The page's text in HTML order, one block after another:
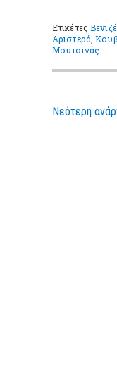
Ετικέτες
Αριστερά,
Μουτσινάς
Νεότερη